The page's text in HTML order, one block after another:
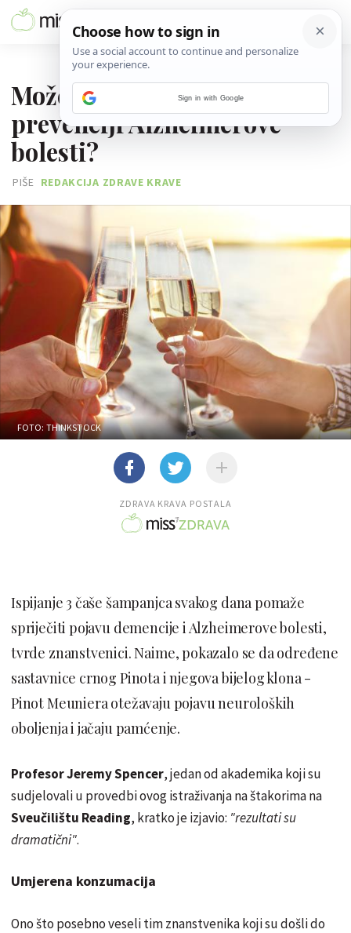
Može li šampanjac pomoći u
prevenciji Alzheimerove
bolesti?
PIŠE REDAKCIJA ZDRAVE KRAVE
FOTO: THINKSTOCK
ZDRAVA KRAVA POSTALA
Ispijanje 3 čaše šampanjca svakog dana pomaže
spriječiti pojavu demencije i Alzheimerove bolesti,
tvrde znanstvenici. Naime, pokazalo se da određene
sastavnice crnog Pinota i njegova bijelog klona -
Pinot Meuniera otežavaju pojavu neuroloških
oboljenja i jačaju pamćenje.
Profesor Jeremy Spencer, jedan od akademika koji su
sudjelovali u provedbi ovog istraživanja na štakorima na
Sveučilištu Reading, kratko je izjavio: "rezultati su
dramatični".
Umjerena konzumacija
Ono što posebno veseli tim znanstvenika koji su došli do
Sign in with Google